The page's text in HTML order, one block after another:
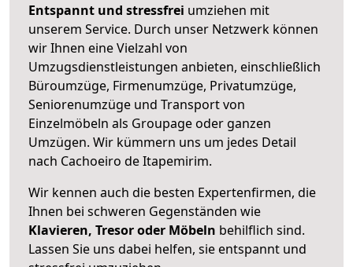
Entspannt und stressfrei umziehen mit
unserem Service. Durch unser Netzwerk können
wir Ihnen eine Vielzahl von
Umzugsdienstleistungen anbieten, einschließlich
Büroumzüge, Firmenumzüge, Privatumzüge,
Seniorenumzüge und Transport von
Einzelmöbeln als Groupage oder ganzen
Umzügen. Wir kümmern uns um jedes Detail
nach Cachoeiro de Itapemirim.
Wir kennen auch die besten Expertenfirmen, die
Ihnen bei schweren Gegenständen wie
Klavieren, Tresor oder Möbeln behilflich sind.
Lassen Sie uns dabei helfen, sie entspannt und